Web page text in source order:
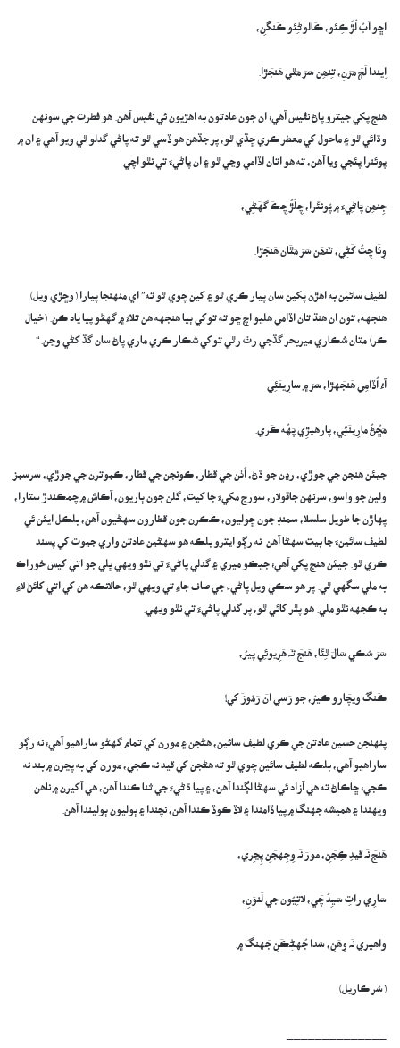
اَڇو آبُ لُڙُ ڪِئو، ڪَالوڻِئو ڪَنگَنِ،
اِيندا لَڄَ مَرَنِ، تِنھِن سَرَ مَٿي ھَنجَڙا.
هنج پکي جيترو پاڻ نفيس آهي؛ ان جون عادتون به اهڙيون ئي نفيس آهن. هو فطرت جي سونهن
وڌائي ٿو ۽ ماحول کي معطر ڪري ڇڏي ٿو، پر جڏهن هو ڏسي ٿو ته پاڻي گدلو ٿي ويو آهي ۽ ان ۾
پوئنرا پئجي ويا آهن، ته هو اتان اڏامي وڃي ٿو ۽ ان پاڻيءَ تي نٿو اچي.
جِنھِن پَاڻِيءَ ۾ پُونئَرا، چِلُڙُ چِڪَ گهَڻِي،
وِئَا چِتُ کَڻِي، تَنھَن سَرَ مَٿَان ھَنجَڙا.
لطيف سائين به اهڙن پکين سان پيار ڪري ٿو ۽ کين چوي ٿو ته” اي منهنجا پيارا (وڇڙي ويل)
هنجهه، تون ان هنڌ تان اڏامي هليو اچ ڇو ته توکي ٻيا هنجهه هن تلاءُ ۾ گهڻو پيا ياد ڪن. (خيال
ڪر) متان شڪاري ميربحر گڏجي رٿ رٿي توکي شڪار ڪري ماري پاڻ سان گڏ کڻي وڃن.“
آءُ اُڏامِي هَنجَهڙا، سَرَ ۾ سارِينَئِي
مَڇُڻُ مارِينَئِي، پارهيڙِي پَهُه ڪَري.
جيئن هنجن جي جوڙي، رڍن جو ڌڻ، اُٺن جي قطار، ڪونجن جي قطار، ڪبوترن جي جوڙي، سرسبز
ولين جو واسو، سرنهن جاڦولار، سورج مکيءَ جا کيت، گلن جون ٻاريون، آڪاش ۾ چمڪندڙ ستارا،
پهاڙن جا طويل سلسلا، سمنڊ جون ڇوليون، ڪڪرن جون قطارون سهڻيون آهن، بلڪل ايئن ئي
لطيف سائينءَ جا بيت سهڻا آهن. نه رڳو ايترو بلڪه هو سهڻين عادتن واري جيوت کي پسند
ڪري ٿو. جيئن هنج پکي آهي؛ جيڪو ميري ۽ گدلي پاڻيءَ تي نٿو ويهي ڀلي جو اتي کيس خوراڪ
به ملي سگهي ٿي. پر هو سڪي ويل پاڻيء جي صاف جاءِ تي ويهي ٿو، حالانڪه هن کي اتي کائڻ لاءِ
به ڪجهه نٿو ملي. هو پٿر کائي ٿو، پر گدلي پاڻيءَ تي نٿو ويهي.
سَرَ سُڪي سَالَ ٿِئَا، ھَنجَ تَہ ھَرِيوئِي پيرُ،
ڪَنگُ ويچَارو ڪيرُ، جو رَسي انَ رَمُوزَ کي!
پنهنجن حسين عادتن جي ڪري لطيف سائين، هڻجن ۽ مورن کي تمام گهڻو ساراهيو آهي؛ نه رڳو
ساراهيو آهي، بلڪه لطيف سائين چوي ٿو ته هڻجن کي قيد نه ڪجي، مورن کي به پڃرن ۾ بند نه
ڪجي؛ ڇاڪاڻ ته هي آزاد ئي سهڻا لڳندا آهن، ۽ پيا ڌڻيءَ جي ثنا ڪندا آهن، هي آکيرن ۾ ناهن
ويهندا ۽ هميشه جهنگ ۾ پيا ڏامندا ۽ لاڏ ڪوڏ ڪندا آهن، نچندا ۽ ٻوليون ٻوليندا آهن.
ھَنجَ نَہ قَيدِ ڪِجَنِ، مورَ نَہ وِجِهجَنِ پِڃِري،
سَارِي راتِ سَيِدُ چَي، لاتِيُون جي لَنوَنِ،
واھيري نَہ وِھَنِ، سَدا جُهڻِڪَنِ جَهنگَ ۾.
(سُر ڪاريل)